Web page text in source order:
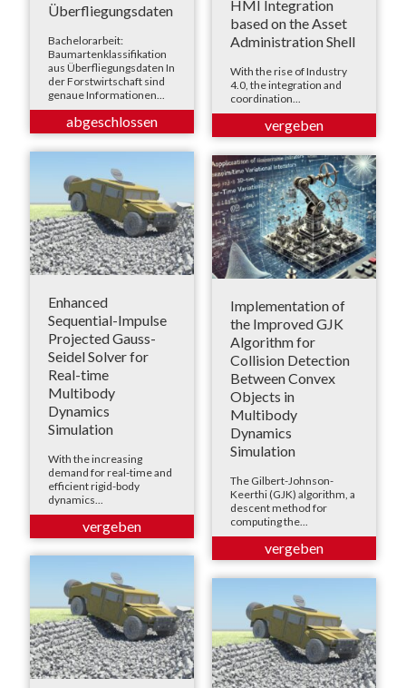
HMI Integration
based on the Asset
Administration Shell
With the rise of Industry
4.0, the integration and
coordination...
Überfliegungsdaten
Bachelorarbeit:
Baumartenklassifikation
aus Überfliegungsdaten In
der Forstwirtschaft sind
genaue Informationen...
Enhanced
Sequential-Impulse
Projected Gauss-
Seidel Solver for
Real-time
Multibody
Dynamics
Simulation
With the increasing
demand for real-time and
efficient rigid-body
dynamics...
Implementation of
the Improved GJK
Algorithm for
Collision Detection
Between Convex
Objects in
Multibody
Dynamics
Simulation
The Gilbert-Johnson-
Keerthi (GJK) algorithm, a
descent method for
computing the...